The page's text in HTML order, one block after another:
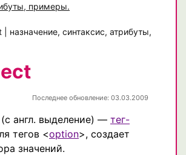
примеры.
| назначение, синтаксис, атрибуты,
Последнее обновление: 03.03.2009
(с англ. выделение) — тег-
тегов <option>, создает
значений.